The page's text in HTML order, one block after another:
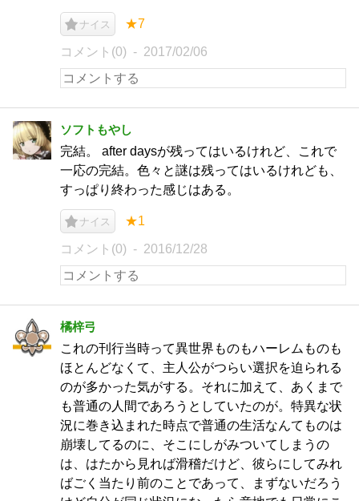
ナイス ★7
コメント(0) 2017/02/06
ソフトもやし
完結。 after daysが残ってはいるけれど、これで
一応の完結。色々と謎は残ってはいるけれども、
すっぱり終わった感じはある。
ナイス ★1
コメント(0) 2016/12/28
橘梓弓
これの刊行当時って異世界ものもハーレムものも
ほとんどなくて、主人公がつらい選択を迫られる
のが多かった気がする。それに加えて、あくまで
も普通の人間であろうとしていたのが。特異な状
況に巻き込まれた時点で普通の生活なんてものは
崩壊してるのに、そこにしがみついてしまうの
は、はたから見れば滑稽だけど、彼らにしてみれ
ばごく当たり前のことであって、まずないだろう